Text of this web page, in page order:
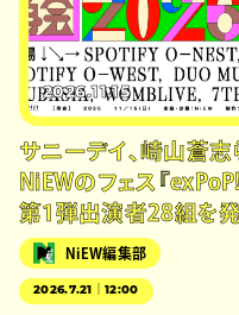
2026.11.15
サニーデイ、崎山蒼志
NiEWのフェス『
第1弾出演者28組を
NiEW編集部
2026.7.21｜12:00